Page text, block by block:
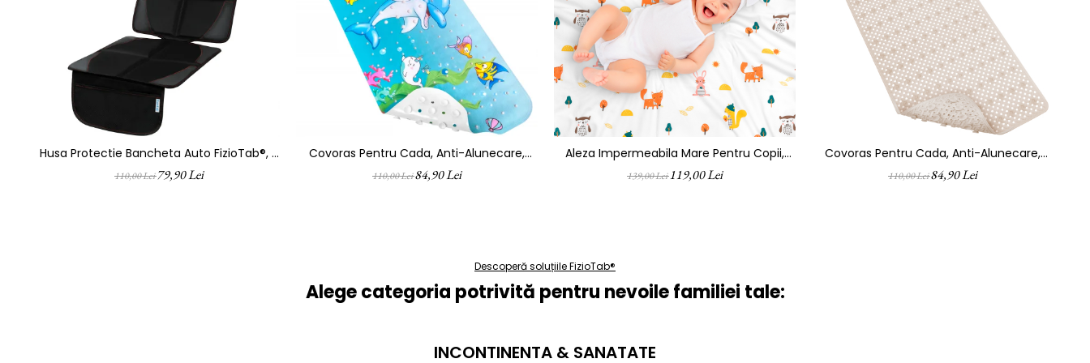
Husa Protectie Bancheta Auto FizioTab®, 2
Buzunare De Depozitare, Impermeabila,
120 X 48 Cm, Negru Cu Fire Rosii
110,00 Lei79,90 Lei
Covoras Pentru Cada, Anti-Alunecare,
FizioTab®, 100x40 Cm, Multicolor, Delfin
110,00 Lei84,90 Lei
Aleza Impermeabila Mare Pentru Copii,
FizioTab® 100x150 Cm, Absorbanta Si
Lavabila, Refolosibila, Tip Paturica, Pentru
139,00 Lei119,00 Lei
Covoras Pentru Cada, Anti-Alunecare,
FizioTab®, 100x40 Cm, Tip Impletitura, Bej
110,00 Lei84,90 Lei
Descoperă soluțiile FizioTab®
Alege categoria potrivită pentru nevoile familiei tale:
INCONTINENTA & SANATATE